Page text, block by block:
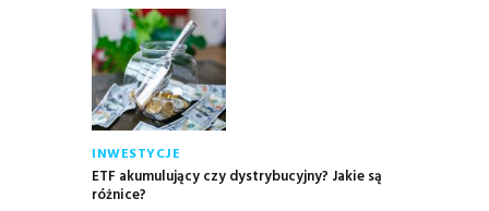
INWESTYCJE
ETF akumulujący czy dystrybucyjny? Jakie są
różnice?